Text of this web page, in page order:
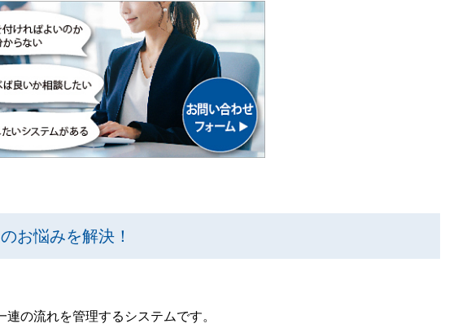
お悩みを解決！
の流れを管理するシステムです。